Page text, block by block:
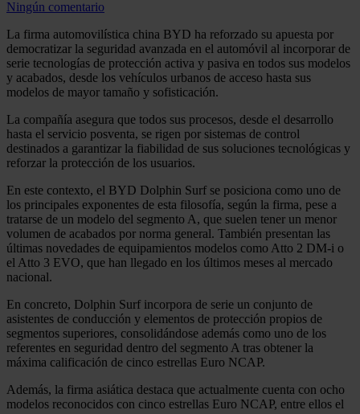
Ningún comentario
La firma automovilística china BYD ha reforzado su apuesta por
democratizar la seguridad avanzada en el automóvil al incorporar de
serie tecnologías de protección activa y pasiva en todos sus modelos
y acabados, desde los vehículos urbanos de acceso hasta sus
modelos de mayor tamaño y sofisticación.
La compañía asegura que todos sus procesos, desde el desarrollo
hasta el servicio posventa, se rigen por sistemas de control
destinados a garantizar la fiabilidad de sus soluciones tecnológicas y
reforzar la protección de los usuarios.
En este contexto, el BYD Dolphin Surf se posiciona como uno de
los principales exponentes de esta filosofía, según la firma, pese a
tratarse de un modelo del segmento A, que suelen tener un menor
volumen de acabados por norma general. También presentan las
últimas novedades de equipamientos modelos como Atto 2 DM-i o
el Atto 3 EVO, que han llegado en los últimos meses al mercado
nacional.
En concreto, Dolphin Surf incorpora de serie un conjunto de
asistentes de conducción y elementos de protección propios de
segmentos superiores, consolidándose además como uno de los
referentes en seguridad dentro del segmento A tras obtener la
máxima calificación de cinco estrellas Euro NCAP.
Además, la firma asiática destaca que actualmente cuenta con ocho
modelos reconocidos con cinco estrellas Euro NCAP, entre ellos el